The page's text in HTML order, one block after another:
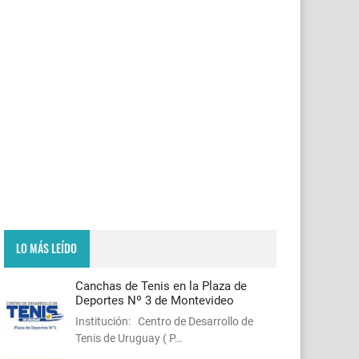
LO MÁS LEÍDO
Canchas de Tenis en la Plaza de
Deportes Nº 3 de Montevideo
Institución: Centro de Desarrollo de
Tenis de Uruguay ( P…